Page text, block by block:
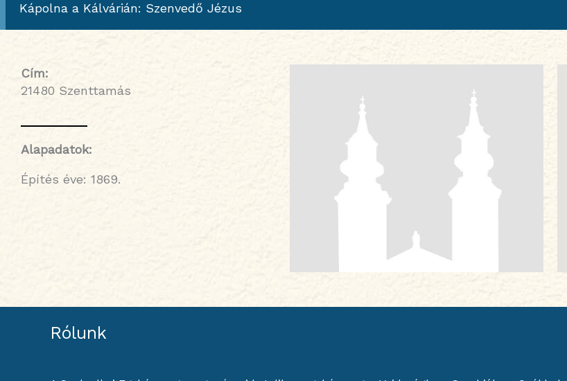
Kápolna a Kálvárián: Szenvedő Jézus
Cím:
21480 Szenttamás
Alapadatok:
Építés éve: 1869.
Rólunk